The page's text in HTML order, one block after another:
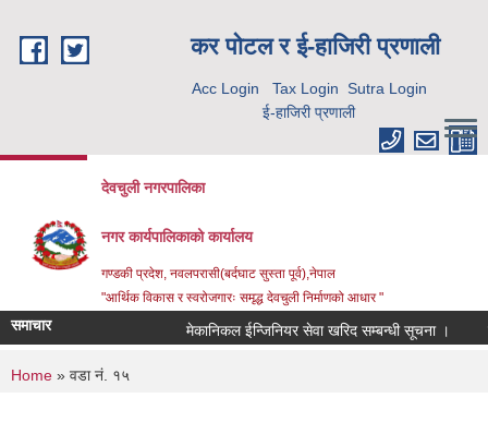
कर पाेटल र ई-हाजिरी प्रणाली
Acc Login Tax Login Sutra Login
ई-हाजिरी प्रणाली
देवचुली नगरपालिका
नगर कार्यपालिकाको कार्यालय
गण्डकी प्रदेश, नवलपरासी(बर्दघाट सुस्ता पूर्व),नेपाल
"आर्थिक विकास र स्वरोजगारः समृद्ध देवचुली निर्माणको आधार "
समाचार मेकानिकल ईन्जिनियर सेवा खरिद सम्बन्धी सूचना ।
You are here
Home » वडा नं. १५